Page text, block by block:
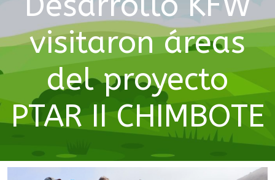
visitaron áreas
del proyecto
PTAR II CHIMBOTE